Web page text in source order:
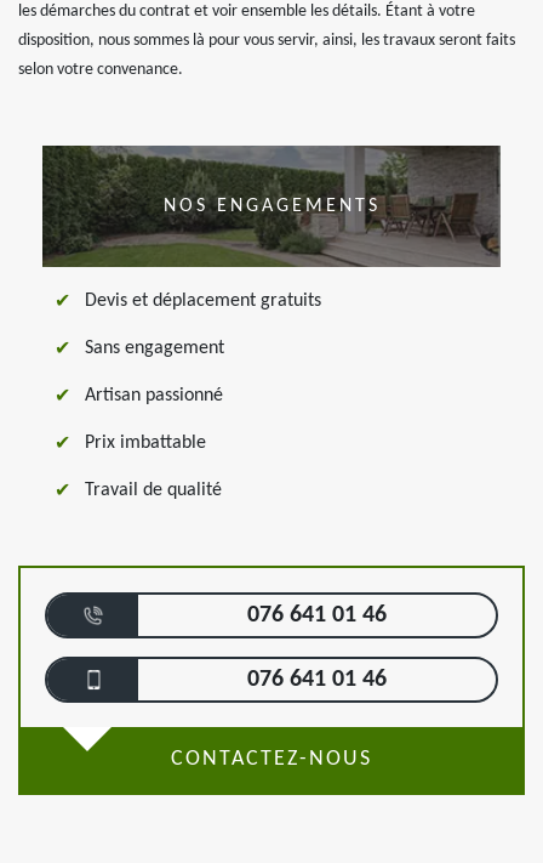
les démarches du contrat et voir ensemble les détails. Étant à votre
disposition, nous sommes là pour vous servir, ainsi, les travaux seront faits
selon votre convenance.
NOS ENGAGEMENTS
Devis et déplacement gratuits
Sans engagement
Artisan passionné
Prix imbattable
Travail de qualité
076 641 01 46
076 641 01 46
CONTACTEZ-NOUS